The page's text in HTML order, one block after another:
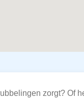
zorgt? Of